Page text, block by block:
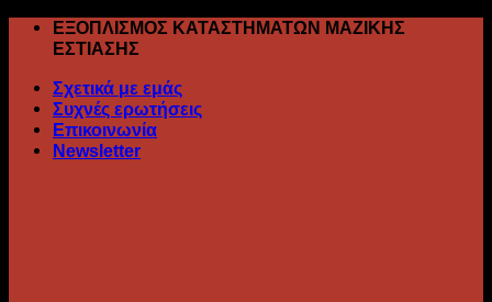
Skip
ΕΞΟΠΛΙΣΜΟΣ ΚΑΤΑΣΤΗΜΑΤΩΝ ΜΑΖΙΚΗΣ
ΕΣΤΙΑΣΗΣ
Σχετικά με εμάς
Συχνές ερωτήσεις
Επικοινωνία
Newsletter